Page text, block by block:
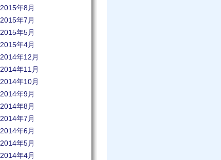
2015年8月
2015年7月
2015年5月
2015年4月
2014年12月
2014年11月
2014年10月
2014年9月
2014年8月
2014年7月
2014年6月
2014年5月
2014年4月